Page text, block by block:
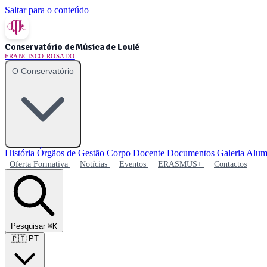
Saltar para o conteúdo
Conservatório de Música de Loulé
FRANCISCO ROSADO
O Conservatório
História Órgãos de Gestão Corpo Docente Documentos Galeria
Oferta Formativa Notícias Eventos ERASMUS+ Contactos
Pesquisar ⌘K
🇵🇹 PT